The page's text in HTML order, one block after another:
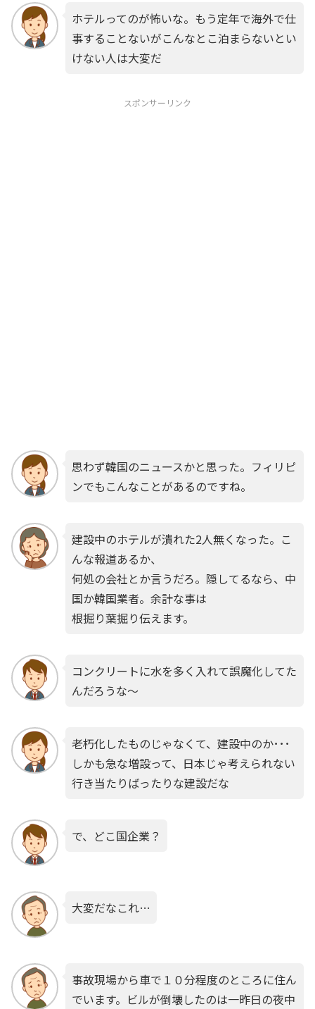
ホテルってのが怖いな。もう定年で海外で仕
事することないがこんなとこ泊まらないとい
けない人は大変だ
スポンサーリンク
思わず韓国のニュースかと思った。フィリピ
ンでもこんなことがあるのですね。
建設中のホテルが潰れた2人無くなった。こ
んな報道あるか、
何処の会社とか言うだろ。隠してるなら、中
国か韓国業者。余計な事は
根掘り葉掘り伝えます。
コンクリートに水を多く入れて誤魔化してた
んだろうな～
老朽化したものじゃなくて、建設中のか･･･
しかも急な増設って、日本じゃ考えられない
行き当たりばったりな建設だな
で、どこ国企業？
大変だなこれ…
事故現場から車で１０分程度のところに住ん
でいます。ビルが倒壊したのは一昨日の夜中